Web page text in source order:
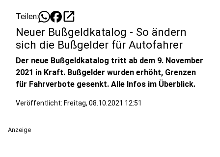
Teilen: open_in_new
Neuer Bußgeldkatalog - So ändern
sich die Bußgelder für Autofahrer
Der neue Bußgeldkatalog tritt ab dem 9. November
2021 in Kraft. Bußgelder wurden erhöht, Grenzen
für Fahrverbote gesenkt. Alle Infos im Überblick.
Veröffentlicht: Freitag, 08.10.2021 12:51
Anzeige